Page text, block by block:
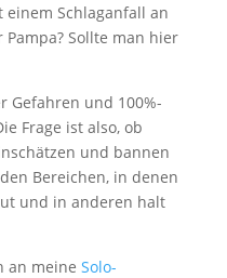
einem Schlaganfall an
Sollte man hier
Gefahren und 100%-
Frage ist also, ob
und bannen
Bereichen, in denen
und in anderen halt
an meine Solo-